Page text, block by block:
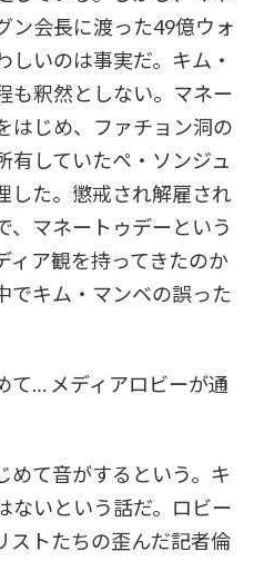
ン会長に渡った49億ウォ
しいのは事実だ。キム・
も釈然としない。マネー
はじめ、ファチョン洞の
有していたペ・ソンジュ
した。懲戒され解雇され
、マネートゥデーという
ィア観を持ってきたのか
でキム・マンベの誤った
て… メディアロビーが通
て音がするという。キ
ないという話だ。ロビー
ストたちの歪んだ記者倫